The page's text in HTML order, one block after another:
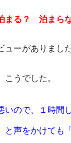
まる？ 泊まらな
ーがありました
うでした。
ので、１時間
声をかけても